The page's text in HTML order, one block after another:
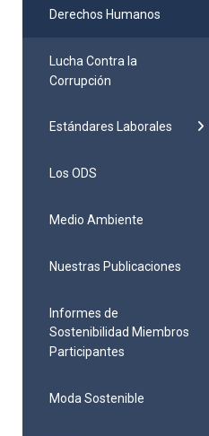
Derechos Humanos
Lucha Contra la
Corrupción
Estándares Laborales
Los ODS
Medio Ambiente
Nuestras Publicaciones
Informes de
Sostenibilidad Miembros
Participantes
Moda Sostenible